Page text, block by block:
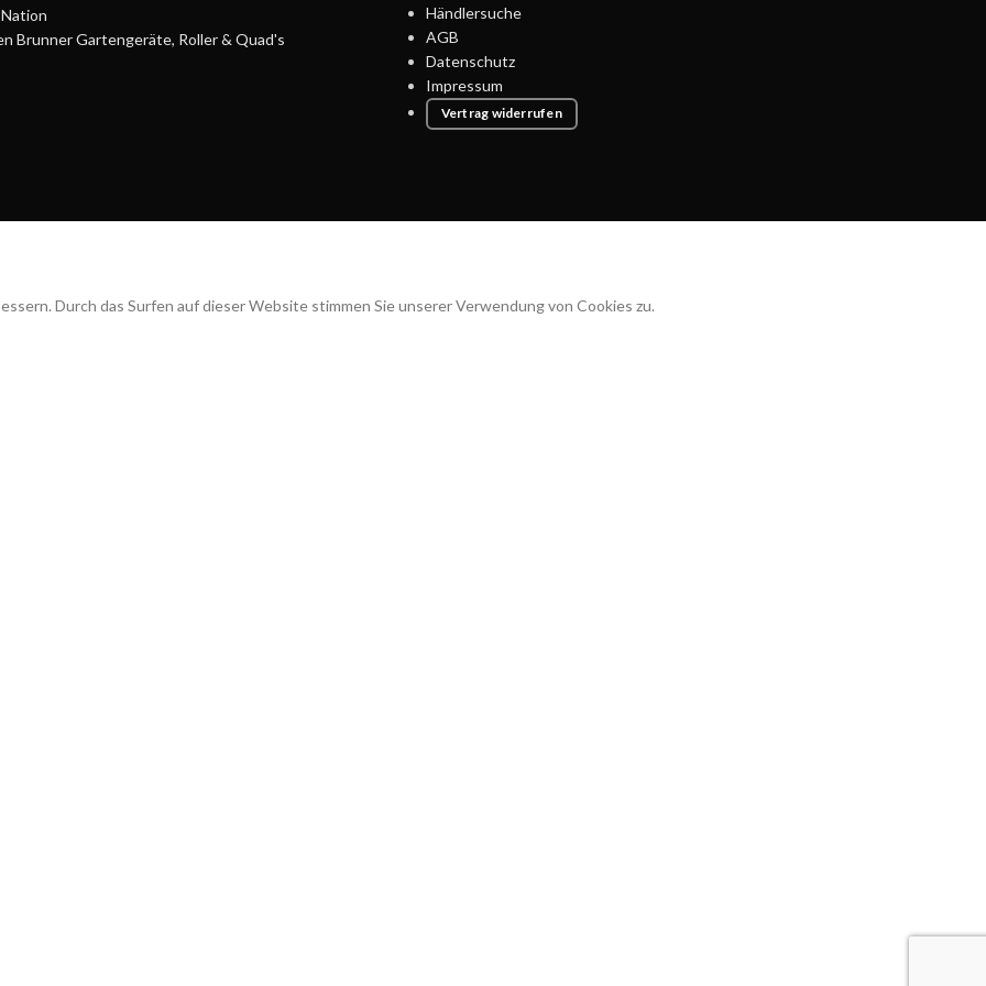
Brunner Gartengeräte, Roller & Quad's
Händlersuche
AGB
Datenschutz
Impressum
Vertrag widerrufen
Durch das Surfen auf dieser Website stimmen Sie unserer Verwendung von Cookies zu.